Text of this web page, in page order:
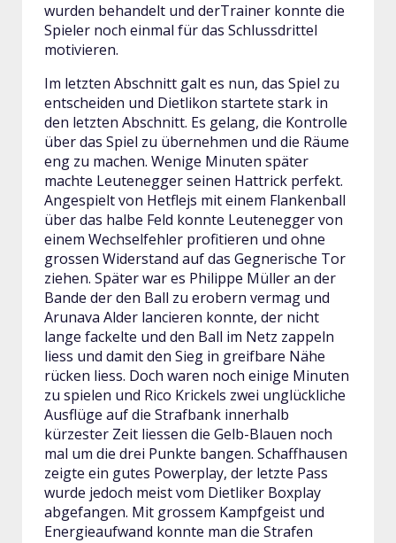
wurden behandelt und derTrainer konnte die
Spieler noch einmal für das Schlussdrittel
motivieren.
Im letzten Abschnitt galt es nun, das Spiel zu
entscheiden und Dietlikon startete stark in
den letzten Abschnitt. Es gelang, die Kontrolle
über das Spiel zu übernehmen und die Räume
eng zu machen. Wenige Minuten später
machte Leutenegger seinen Hattrick perfekt.
Angespielt von Hetflejs mit einem Flankenball
über das halbe Feld konnte Leutenegger von
einem Wechselfehler profitieren und ohne
grossen Widerstand auf das Gegnerische Tor
ziehen. Später war es Philippe Müller an der
Bande der den Ball zu erobern vermag und
Arunava Alder lancieren konnte, der nicht
lange fackelte und den Ball im Netz zappeln
liess und damit den Sieg in greifbare Nähe
rücken liess. Doch waren noch einige Minuten
zu spielen und Rico Krickels zwei unglückliche
Ausflüge auf die Strafbank innerhalb
kürzester Zeit liessen die Gelb-Blauen noch
mal um die drei Punkte bangen. Schaffhausen
zeigte ein gutes Powerplay, der letzte Pass
wurde jedoch meist vom Dietliker Boxplay
abgefangen. Mit grossem Kampfgeist und
Energieaufwand konnte man die Strafen